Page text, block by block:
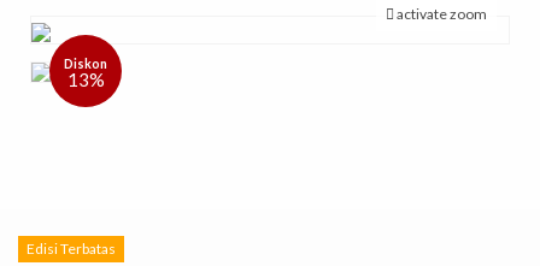
activate zoom
Diskon
13%
Edisi Terbatas